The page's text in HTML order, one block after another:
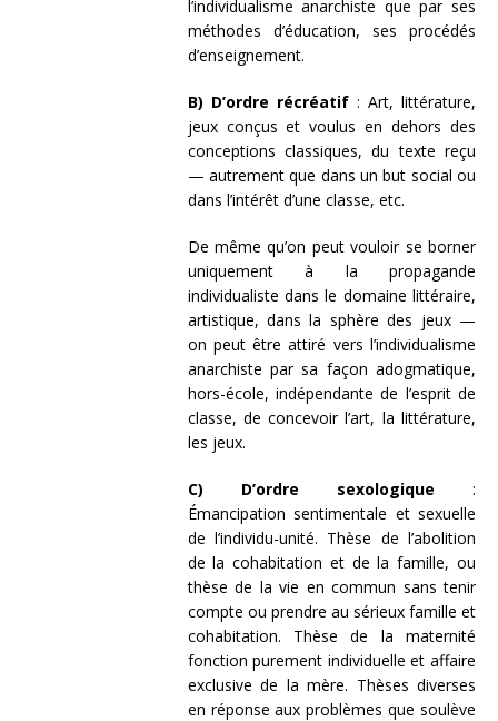
l’individualisme anarchiste que par ses
méthodes d’éducation, ses procédés
d’enseignement.
B) D’ordre récréatif: Art, littérature,
jeux conçus et voulus en dehors des
conceptions classiques, du texte reçu
— autrement que dans un but social ou
dans l’intérêt d’une classe, etc.
De même qu’on peut vouloir se borner
uniquement à la propagande
individualiste dans le domaine littéraire,
artistique, dans la sphère des jeux —
on peut être attiré vers l’individualisme
anarchiste par sa façon adogmatique,
hors-école, indépendante de l’esprit de
classe, de concevoir l’art, la littérature,
les jeux.
C) D’ordre sexologique :
Émancipation sentimentale et sexuelle
de l’individu-unité. Thèse de l’abolition
de la cohabitation et de la famille, ou
thèse de la vie en commun sans tenir
compte ou prendre au sérieux famille et
cohabitation. Thèse de la maternité
fonction purement individuelle et affaire
exclusive de la mère. Thèses diverses
en réponse aux problèmes que soulève